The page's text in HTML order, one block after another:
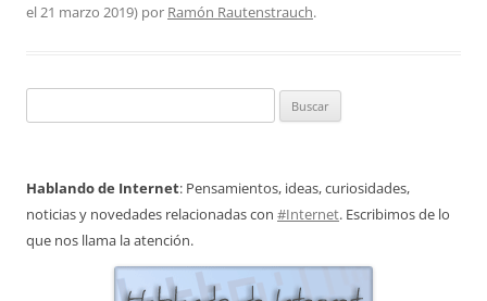
el 21 marzo 2019) por Ramón Rautenstrauch.
Hablando de Internet: Pensamientos, ideas, curiosidades,
noticias y novedades relacionadas con #Internet. Escribimos de lo
que nos llama la atención.